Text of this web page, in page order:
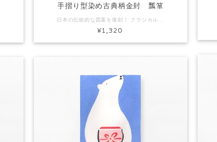
手摺り型染め古典柄金封 瓢箪
¥1,320